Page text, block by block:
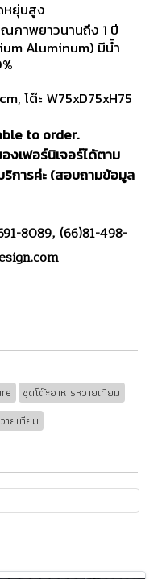
หยุ่นสูง
ภาพยาวนานถึง 1 ปี
Aluminum) มีน้ำ
โต๊ะ W75xD75xH75
to order.
งเฟอร์นิเจอร์ได้ตาม
ริการค่ะ (สอบถามข้อมูล
8089, (66)81-498-
ชุดโต๊ะอาหารหวายเทียม
ายเทียม